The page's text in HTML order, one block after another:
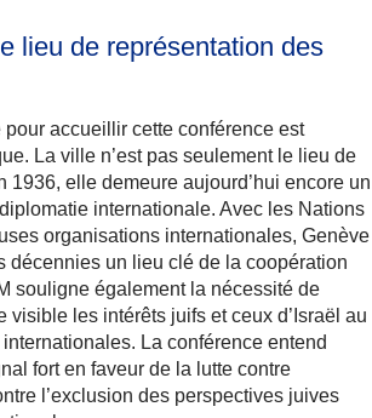
lieu de représentation des
pour accueillir cette conférence est
La ville n’est pas seulement le lieu de
1936, elle demeure aujourd’hui encore un
internationale. Avec les Nations
organisations internationales, Genève
décennies un lieu clé de la coopération
souligne également la nécessité de
visible les intérêts juifs et ceux d’Israël au
La conférence entend
fort en faveur de la lutte contre
l’exclusion des perspectives juives